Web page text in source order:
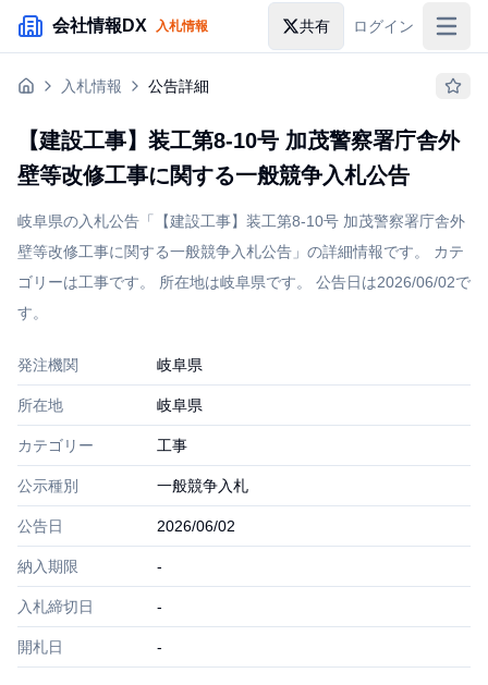
メインコンテンツにスキップ
会社情報DX 入札情報 共有 ログイン
入札情報
助成金・補助金
入札情報 公告詳細
【建設工事】装工第8-10号 加茂警察署庁舎外
壁等改修工事に関する一般競争入札公告
岐阜県の入札公告「【建設工事】装工第8-10号 加茂警察署庁舎外
壁等改修工事に関する一般競争入札公告」の詳細情報です。 カテ
ゴリーは工事です。 所在地は岐阜県です。 公告日は2026/06/02で
す。
発注機関 岐阜県
所在地 岐阜県
カテゴリー 工事
公示種別 一般競争入札
公告日 2026/06/02
納入期限 -
入札締切日 -
開札日 -